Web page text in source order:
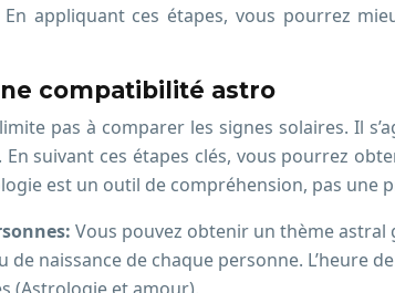
appliquant ces étapes, vous pourrez
compatibilité astro
pas à comparer les signes solaires. Il
suivant ces étapes clés, vous pourrez
est un outil de compréhension, pas une
Vous pouvez obtenir un thème
de naissance de chaque personne.